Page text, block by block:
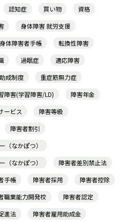
認知症 買い物
資格
身体障害 就労支援
身体障害者手帳
転換性障害
過眠症
適応障害
成制度
重症筋無力症
障害(学習障害/LD)
障害年金
ービス
障害等級
障害者割引
（なかぽつ）
（なかぽつ）
障害者差別禁止法
手帳 障害者採用
障害者控除
職業能力開発校
障害者認定
進法
障害者雇用助成金